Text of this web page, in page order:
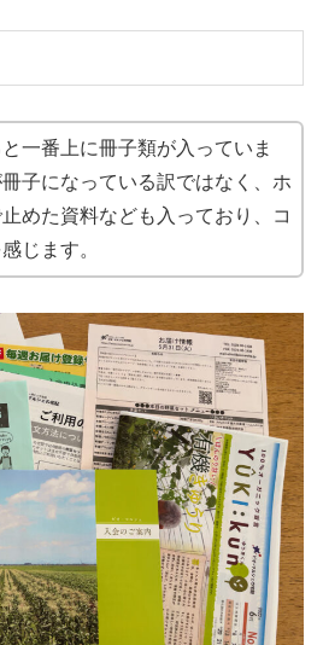
一番上に冊子類が入っていま
子になっている訳ではなく、ホ
めた資料なども入っており、コ
じます。